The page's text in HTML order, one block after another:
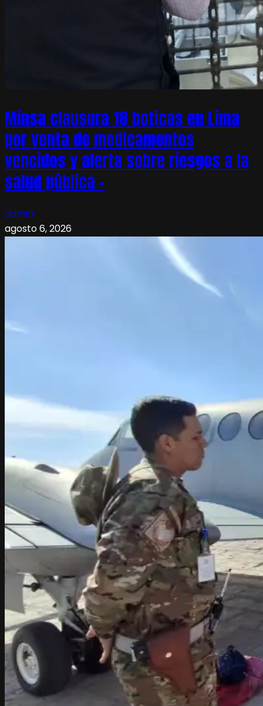
Minsa clausura 18 boticas en Lima
por venta de medicamentos
vencidos y alerta sobre riesgos a la
salud pública –
admin
agosto 6, 2026